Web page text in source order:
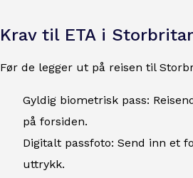
Krav til ETA i
Før de legger ut på reisen til
Gyldig biometrisk pass:
på forsiden.
Digitalt passfoto: Send inn et
uttrykk.